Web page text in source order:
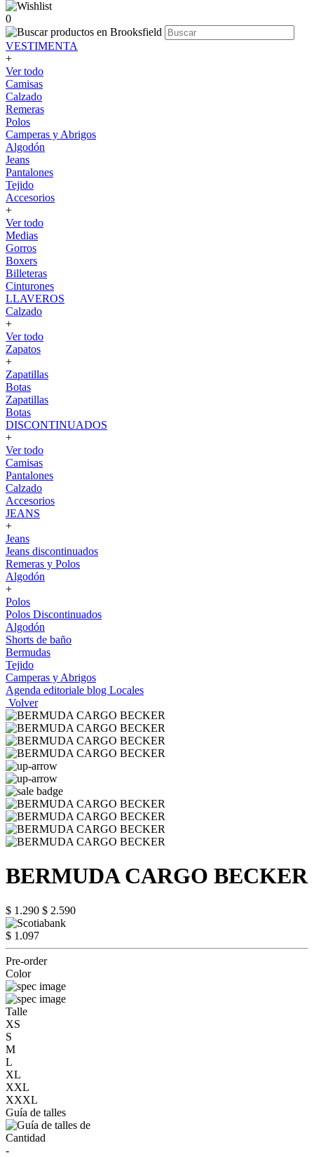
0
VESTIMENTA
+
Ver todo
Camisas
Calzado
Remeras
Polos
Camperas y Abrigos
Algodón
Jeans
Pantalones
Tejido
Accesorios
+
Ver todo
Medias
Gorros
Boxers
Billeteras
Cinturones
LLAVEROS
Calzado
+
Ver todo
Zapatos
+
Zapatillas
Botas
Zapatillas
Botas
DISCONTINUADOS
+
Ver todo
Camisas
Pantalones
Calzado
Accesorios
JEANS
+
Jeans
Jeans discontinuados
Remeras y Polos
Algodón
+
Polos
Polos Discontinuados
Algodón
Shorts de baño
Bermudas
Tejido
Camperas y Abrigos
Agenda editoriale blog Locales
Volver
BERMUDA CARGO BECKER
$ 1.290 $ 2.590
$ 1.097
Pre-order
Color
Talle
XS
S
M
L
XL
XXL
XXXL
Guía de talles
Cantidad
-